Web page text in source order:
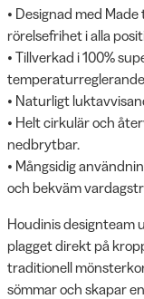
• Designad med
rörelsefrihet i alla
• Tillverkad i 100%
• Naturligt
• Helt cirkulär och
nedbrytbar.
• Mångsidig
och bekväm
Houdinis designteam
plagget direkt på
traditionell
sömmar och skapar